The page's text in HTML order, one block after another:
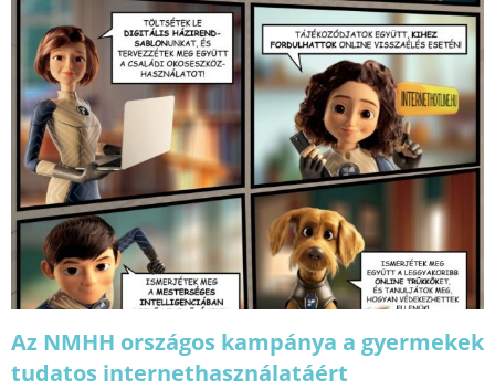
Az NMHH országos kampánya a gyermekek
tudatos internethasználatáért